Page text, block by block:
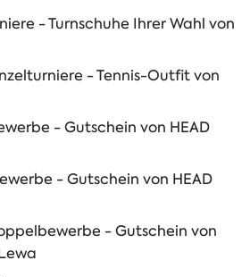
- Turnschuhe Ihrer Wahl von
- Tennis-Outfit von
- Gutschein von HEAD
- Gutschein von HEAD
- Gutschein von